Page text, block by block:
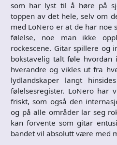
som har lyst til å høre på
toppen av det hele, selv om
med LoNero er at de har noe
følelse, noe man ikke
rockescene. Gitar spillere og
bokstavelig talt føle hvordan
hverandre og vikles ut fra
lydlandskaper langt
følelsesregister. LoNero har
friskt, som også den
og på alle områder lar seg
kan forvente som gitar
bandet vil absolutt være med